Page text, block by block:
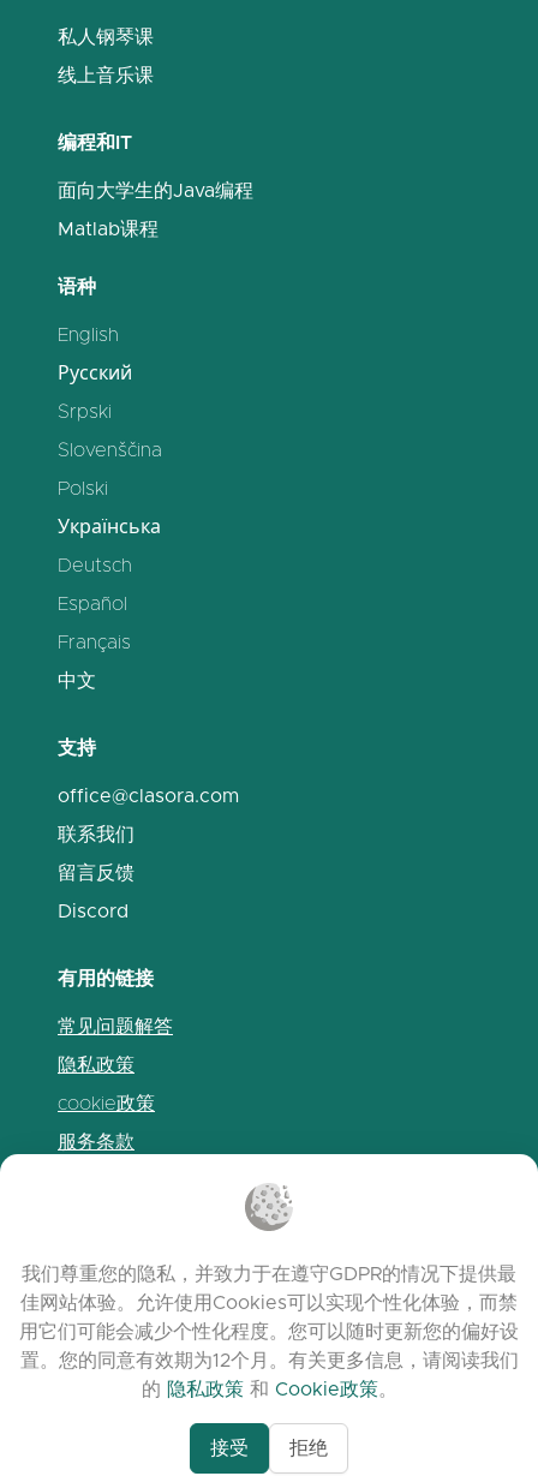
私人钢琴课
线上音乐课
编程和IT
面向大学生的Java编程
Matlab课程
语种
English
Русский
Srpski
Slovenščina
Polski
Українська
Deutsch
Español
Français
中文
支持
office@clasora.com
联系我们
留言反馈
Discord
有用的链接
常见问题解答
隐私政策
cookie政策
服务条款
© 2026 clasora.com platform | 版权所有 |
我们尊重您的隐私，并致力于在遵守GDPR的情况下提供最
佳网站体验。允许使用Cookies可以实现个性化体验，而禁
用它们可能会减少个性化程度。您可以随时更新您的偏好设
置。您的同意有效期为12个月。有关更多信息，请阅读我们
的 隐私政策 和 Cookie政策。
接受 拒绝